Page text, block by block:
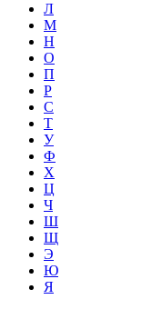
Л
М
Н
О
П
Р
С
Т
У
Ф
Х
Ц
Ч
Ш
Щ
Э
Ю
Я